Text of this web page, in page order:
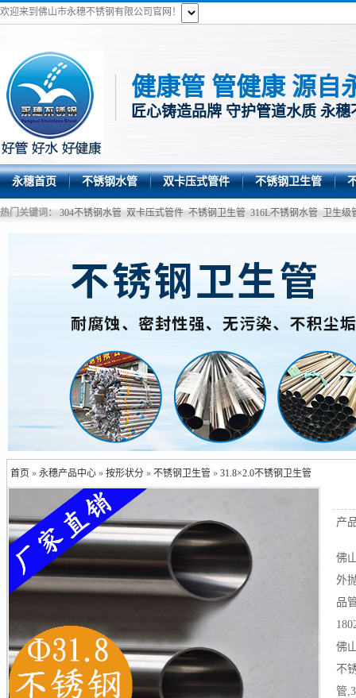
欢迎来到佛山市永穗不锈钢有限公司官网！
健康管 管健康 源自
匠心铸造品牌 守护管道水质 永穗
永穗首页 不锈钢水管 双卡压式管件 不锈钢卫生管
热门关键词： 304不锈钢水管 双卡压式管件 不锈钢卫生管 316L不锈钢水管 卫生级
首页 »永穗产品中心 »按形状分 »不锈钢卫生管 »31.8×2.0不锈钢卫生管
产
佛
外
品
佛
不
管